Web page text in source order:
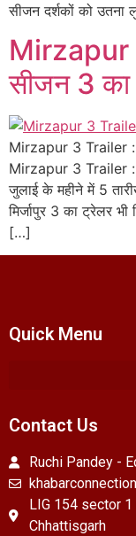
सीजन दर्शकों को उतना
Mirzapur
सीजन 3
Mirzapur 3 Trailer :
Mirzapur 3 Trailer :
जुलाई के महीने में 5
मिर्जापुर 3 का ट्रेलर
[…]
Quick Menu
Contact Us
Ruchi Pandey -
LIG 154 sector
Chhattisgarh